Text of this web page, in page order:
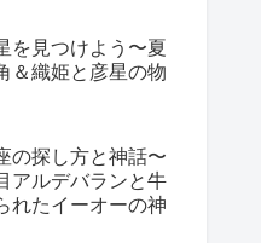
を見つけよう〜夏
＆織姫と彦星の物
の探し方と神話〜
アルデバランと牛
れたイーオーの神